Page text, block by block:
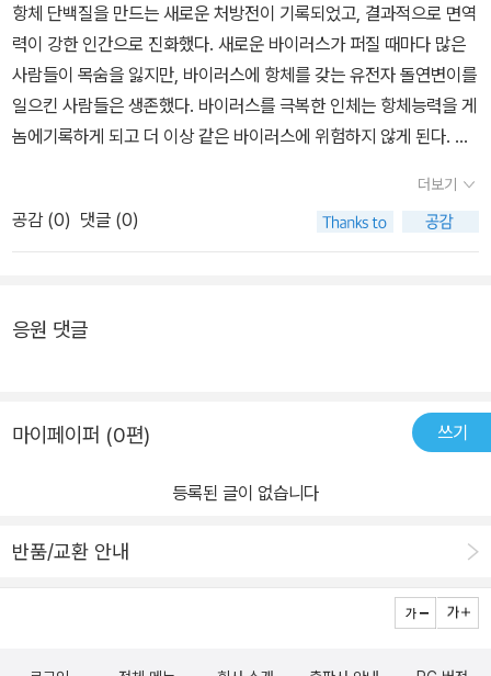
에 대해 설명하며, 우리가 새로운 시대 앞에 갖춰야 할 태도까지 조언
한다. 『교실밖 인문학 콘서트』는 고전을 바탕으로 하면서도 변화하는
시대를 반영하는 주제들을 골라 담았다. 인문학은 인류가 그려온 삶
의 무늬를 담고 있다. 당장 성적을 올려주거나 돈이 되는 건 아니지만
세상을 바라보는 시야를 넓힐 수 있도록 생각하는 힘을 길러준다. 이
책은 빛의 속도로 변화하는 현실 속에서 삶의 본질을 꿰뚫어 볼 수 있
는 눈을 길러줄 것이다. ∴ 『교실밖 인문학 콘서트』의 특장점 서울시
가지를 골랐다. 변화하는 시대를 반영한 주제들! 인류 기원에 대한 이
갈 첫 번째 교양, 인문학 입문서! 신화·철학·문학에 이어 미술사·스토
리텔링·영화·환경·인공지능 등, 다양한 분야의 맛보기이자 정수를 담
은 이야기들 중에서 자신의 입맛에 가장 잘 맞는 분야는 무엇인지 알
학 강좌”-『교실밖 인문학 콘서트』 『교실밖 인문학 콘서트』는 청소년
(고전 인문학이 돌아오다)’의 400여 개 강좌 중에서도 가장 먼저 만
항체 단백질을 만드는 새로운 처방전이 기록되었고, 결과적으로 면역
력이 강한 인간으로 진화했다. 새로운 바이러스가 퍼질 때마다 많은
사람들이 목숨을 잃지만, 바이러스에 항체를 갖는 유전자 돌연변이를
일으킨 사람들은 생존했다. 바이러스를 극복한 인체는 항체능력을 게
놈에기록하게 되고 더 이상 같은 바이러스에 위험하지 않게 된다. 항
고 있다. 일본인들은 매뉴얼에 없는 행동은 관행적으로 금지한다. 예
를 들면 학생들이 학교에 등교하는 길도 안전한 길을 지정해 놓고 반
드시 그 길로만 등교해야 하며 아무리 바빠도 지름길을 택할 수 없다.
런 모험은 하지 않는다. 매뉴얼이 먼저 수정되어야 새로운 행동이 가
선시켰다.당시 우리나라를 비롯한 세계 각국은 위험지역에 있다가 귀
국하면 14일간 추가 격리조치를 했다. 그러나 일본 당국은 크루즈선
뉴얼에 없는일이었기 때문이다. 마찬가지로 중국 우한에서 자국민을
격리를 하라는 매뉴얼이 없었기 때문이다.한국인들은 매사에 사고방
식이 유연하다. 자신의 판단과 다른 일이벌어지면 항의하면서 자기
뜻대로 해버린다. 단점으로 보이지만, 변동성이 큰 21세기에는 장점
더보기
공감 (0) 댓글 (0)
응원 댓글
마이페이퍼 (0편) 쓰기
등록된 글이 없습니다
반품/교환 안내